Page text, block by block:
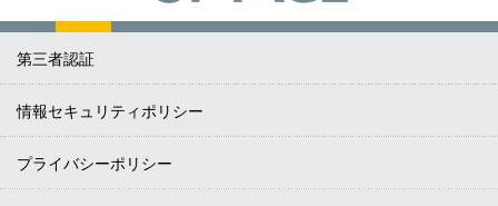
第三者認証
情報セキュリティポリシー
プライバシーポリシー